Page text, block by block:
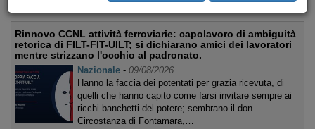
Rinnovo CCNL attività ferroviarie: capolavoro di ambiguità
retorica di FILT-FIT-UILT; si dichiarano amici dei lavoratori
mentre strizzano l'occhio al padronato.
Nazionale - 09/08/2026
Hanno la faccia dei potentati per grazia ricevuta, di
quelli che hanno capito come farsi invitare sempre ai
ricchi banchetti del potere; sembrano il don
Circostanza di Fontamara,…